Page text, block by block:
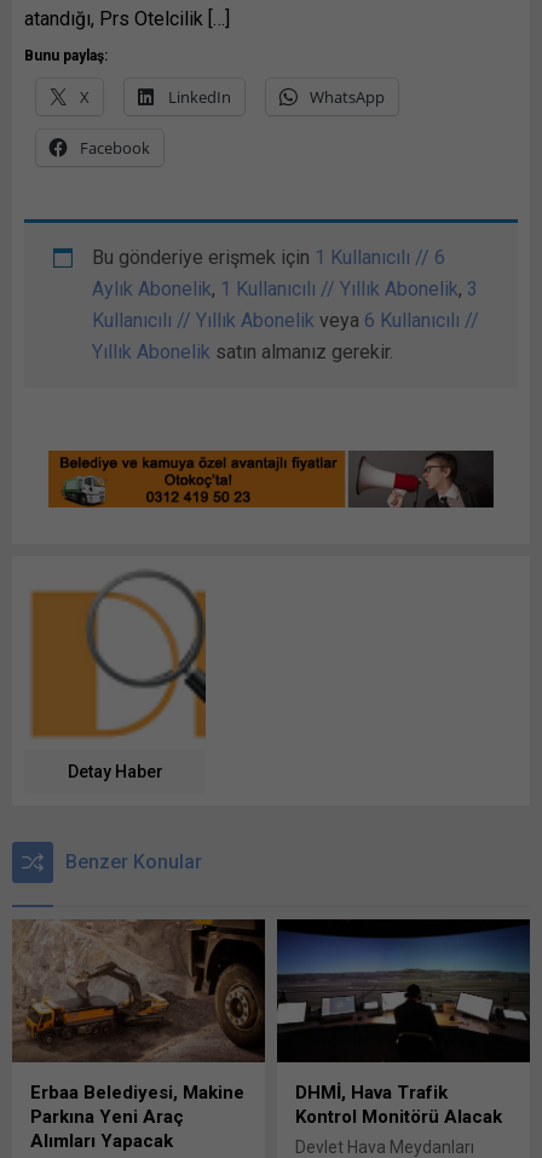
atandığı, Prs Otelcilik […]
Bunu paylaş:
X LinkedIn WhatsApp
Facebook
Bu gönderiye erişmek için 1 Kullanıcılı // 6
Aylık Abonelik, 1 Kullanıcılı // Yıllık Abonelik, 3
Kullanıcılı // Yıllık Abonelik veya 6 Kullanıcılı //
Yıllık Abonelik satın almanız gerekir.
Detay Haber
Benzer Konular
Erbaa Belediyesi, Makine
Parkına Yeni Araç
Alımları Yapacak
DHMİ, Hava Trafik
Kontrol Monitörü Alacak
Devlet Hava Meydanları